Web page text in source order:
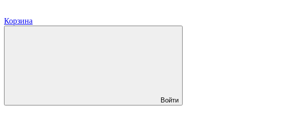
Корзина
Войти